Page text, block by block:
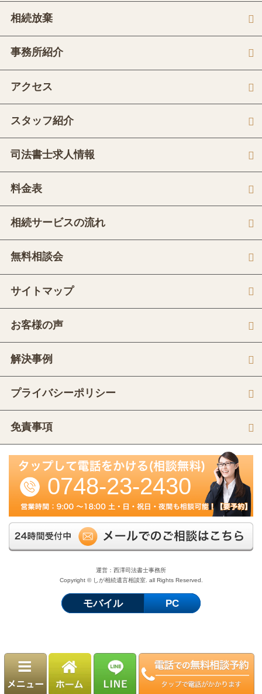
相続放棄
事務所紹介
アクセス
スタッフ紹介
司法書士求人情報
料金表
相続サービスの流れ
無料相談会
サイトマップ
お客様の声
解決事例
プライバシーポリシー
免責事項
0748-23-2430
運営：西澤司法書士事務所
Copyright © しが相続遺言相談室. all Rights Reserved.
モバイル PC